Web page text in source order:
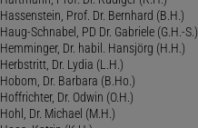
Hassenstein, Prof. Dr. Bernhard (B.H.)
Haug-Schnabel, PD Dr. Gabriele (G.H.-S.)
Hemminger, Dr. habil. Hansjörg (H.H.)
Herbstritt, Dr. Lydia (L.H.)
Hobom, Dr. Barbara (B.Ho.)
Hoffrichter, Dr. Odwin (O.H.)
Hohl, Dr. Michael (M.H.)